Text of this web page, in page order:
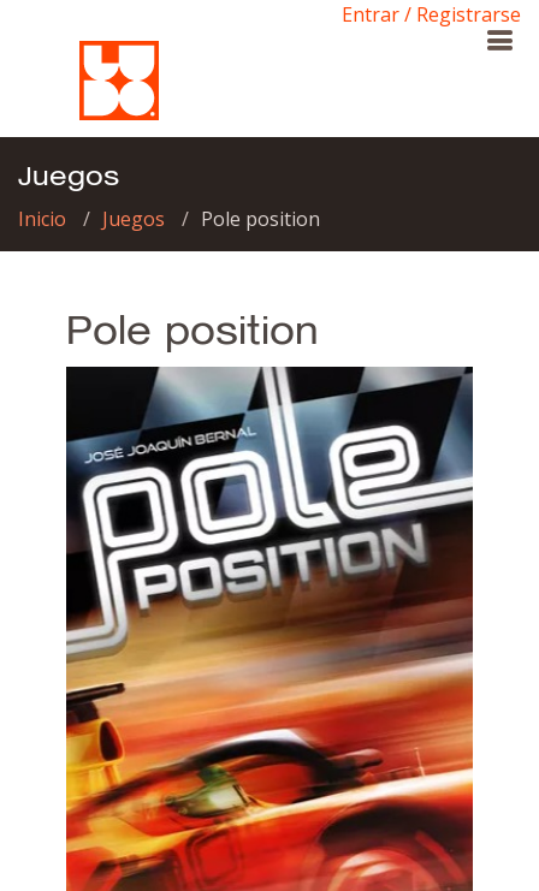
Entrar / Registrarse
Juegos
Inicio Juegos Pole position
Pole position